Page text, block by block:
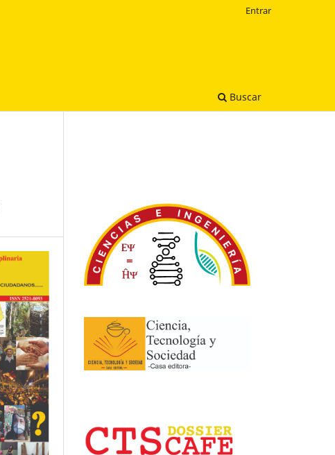
Buscar
Entrar